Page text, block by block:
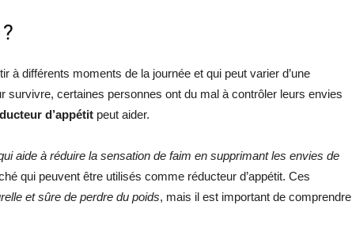
à différents moments de la journée et qui peut varier d’une
survivre, certaines personnes ont du mal à contrôler leurs envies
d’appétit peut aider.
aide à réduire la sensation de faim en supprimant les envies de
qui peuvent être utilisés comme réducteur d’appétit. Ces
et sûre de perdre du poids, mais il est important de comprendre